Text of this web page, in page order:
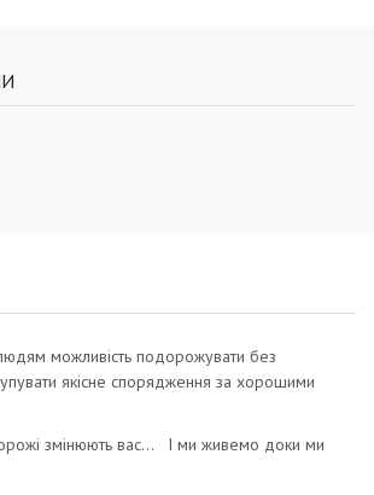
можливість подорожувати без
якісне спорядження за хорошими
змінюють вас… І ми живемо доки ми